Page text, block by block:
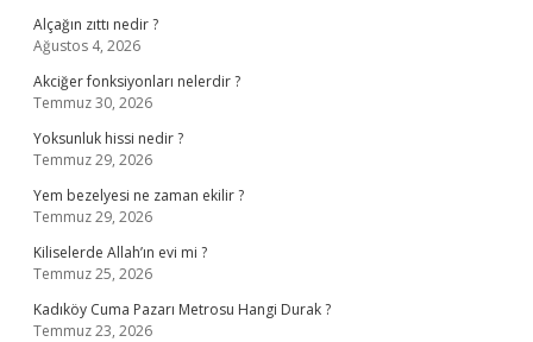
Alçağın zıttı nedir ?
Ağustos 4, 2026
Akciğer fonksiyonları nelerdir ?
Temmuz 30, 2026
Yoksunluk hissi nedir ?
Temmuz 29, 2026
Yem bezelyesi ne zaman ekilir ?
Temmuz 29, 2026
Kiliselerde Allah’ın evi mi ?
Temmuz 25, 2026
Kadıköy Cuma Pazarı Metrosu Hangi Durak ?
Temmuz 23, 2026